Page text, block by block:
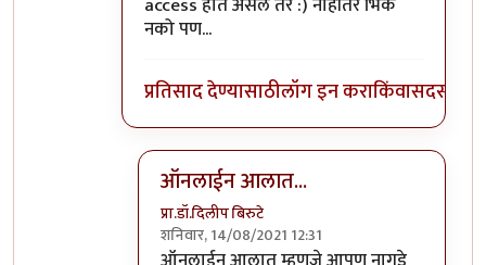
नको पण...
प्रतिसाद देण्यासाठीलॉग इन कराकिंवासदस्य व्हा
ऑनलाईन आलात...
प्रा.डॉ.दिलीप बिरुटे
शनिवार, 14/08/2021 12:31